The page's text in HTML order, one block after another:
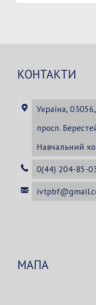
КОНТАКТИ
Україна,
просп.
Навчальний
0(44) 204-85-
МАПА